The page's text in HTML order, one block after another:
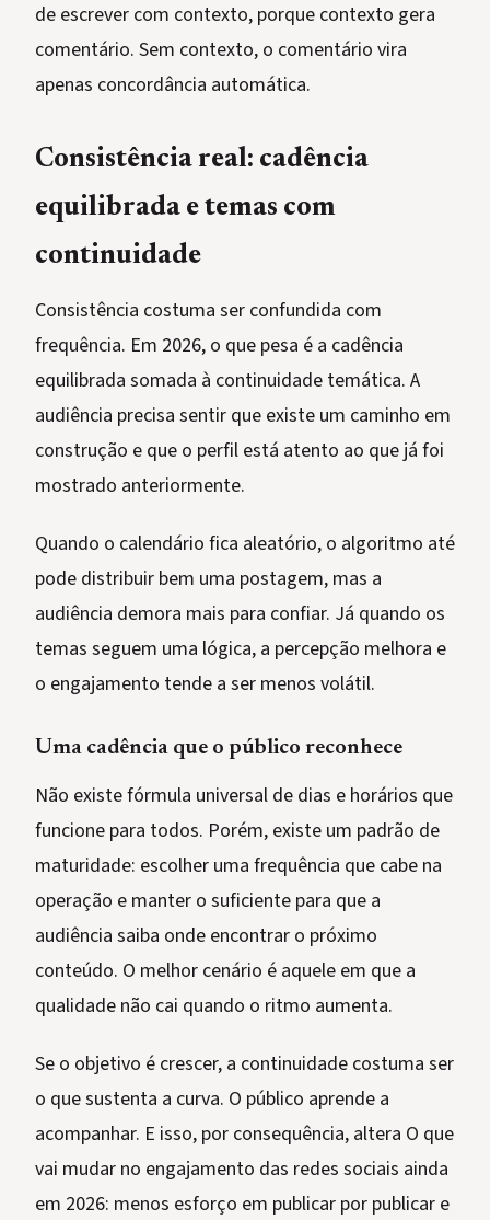
de escrever com contexto, porque contexto gera
comentário. Sem contexto, o comentário vira
apenas concordância automática.
Consistência real: cadência
equilibrada e temas com
continuidade
Consistência costuma ser confundida com
frequência. Em 2026, o que pesa é a cadência
equilibrada somada à continuidade temática. A
audiência precisa sentir que existe um caminho em
construção e que o perfil está atento ao que já foi
mostrado anteriormente.
Quando o calendário fica aleatório, o algoritmo até
pode distribuir bem uma postagem, mas a
audiência demora mais para confiar. Já quando os
temas seguem uma lógica, a percepção melhora e
o engajamento tende a ser menos volátil.
Uma cadência que o público reconhece
Não existe fórmula universal de dias e horários que
funcione para todos. Porém, existe um padrão de
maturidade: escolher uma frequência que cabe na
operação e manter o suficiente para que a
audiência saiba onde encontrar o próximo
conteúdo. O melhor cenário é aquele em que a
qualidade não cai quando o ritmo aumenta.
Se o objetivo é crescer, a continuidade costuma ser
o que sustenta a curva. O público aprende a
acompanhar. E isso, por consequência, altera O que
vai mudar no engajamento das redes sociais ainda
em 2026: menos esforço em publicar por publicar e